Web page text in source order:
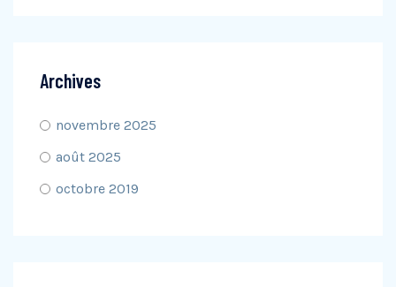
Archives
novembre 2025
août 2025
octobre 2019